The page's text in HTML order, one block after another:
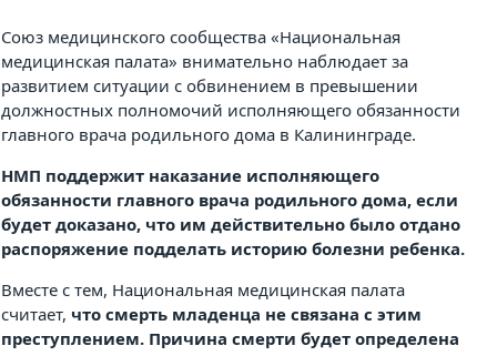
Союз медицинского сообщества «Национальная
медицинская палата» внимательно наблюдает за
развитием ситуации с обвинением в превышении
должностных полномочий исполняющего обязанности
главного врача родильного дома в Калининграде.
НМП поддержит наказание исполняющего
обязанности главного врача родильного дома, если
будет доказано, что им действительно было отдано
распоряжение подделать историю болезни ребенка.
Вместе с тем, Национальная медицинская палата
считает, что смерть младенца не связана с этим
преступлением. Причина смерти будет определена